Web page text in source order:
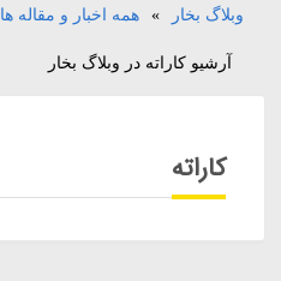
وبلاگ بخار » همه اخبار و مقاله ها
آرشیو کاراته در وبلاگ بخار
کاراته